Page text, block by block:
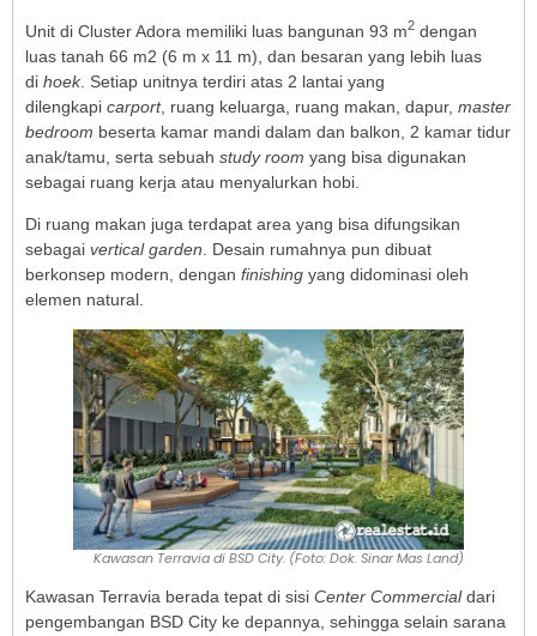
Unit di Cluster Adora memiliki luas bangunan 93 m2 dengan
luas tanah 66 m2 (6 m x 11 m), dan besaran yang lebih luas
di hoek. Setiap unitnya terdiri atas 2 lantai yang
dilengkapi carport, ruang keluarga, ruang makan, dapur, master
bedroom beserta kamar mandi dalam dan balkon, 2 kamar tidur
anak/tamu, serta sebuah study room yang bisa digunakan
sebagai ruang kerja atau menyalurkan hobi.
Di ruang makan juga terdapat area yang bisa difungsikan
sebagai vertical garden . Desain rumahnya pun dibuat
berkonsep modern, dengan finishing yang didominasi oleh
elemen natural.
Kawasan Terravia di BSD City. (Foto: Dok. Sinar Mas Land)
Kawasan Terravia berada tepat di sisi Center Commercialdari
pengembangan BSD City ke depannya, sehingga selain sarana